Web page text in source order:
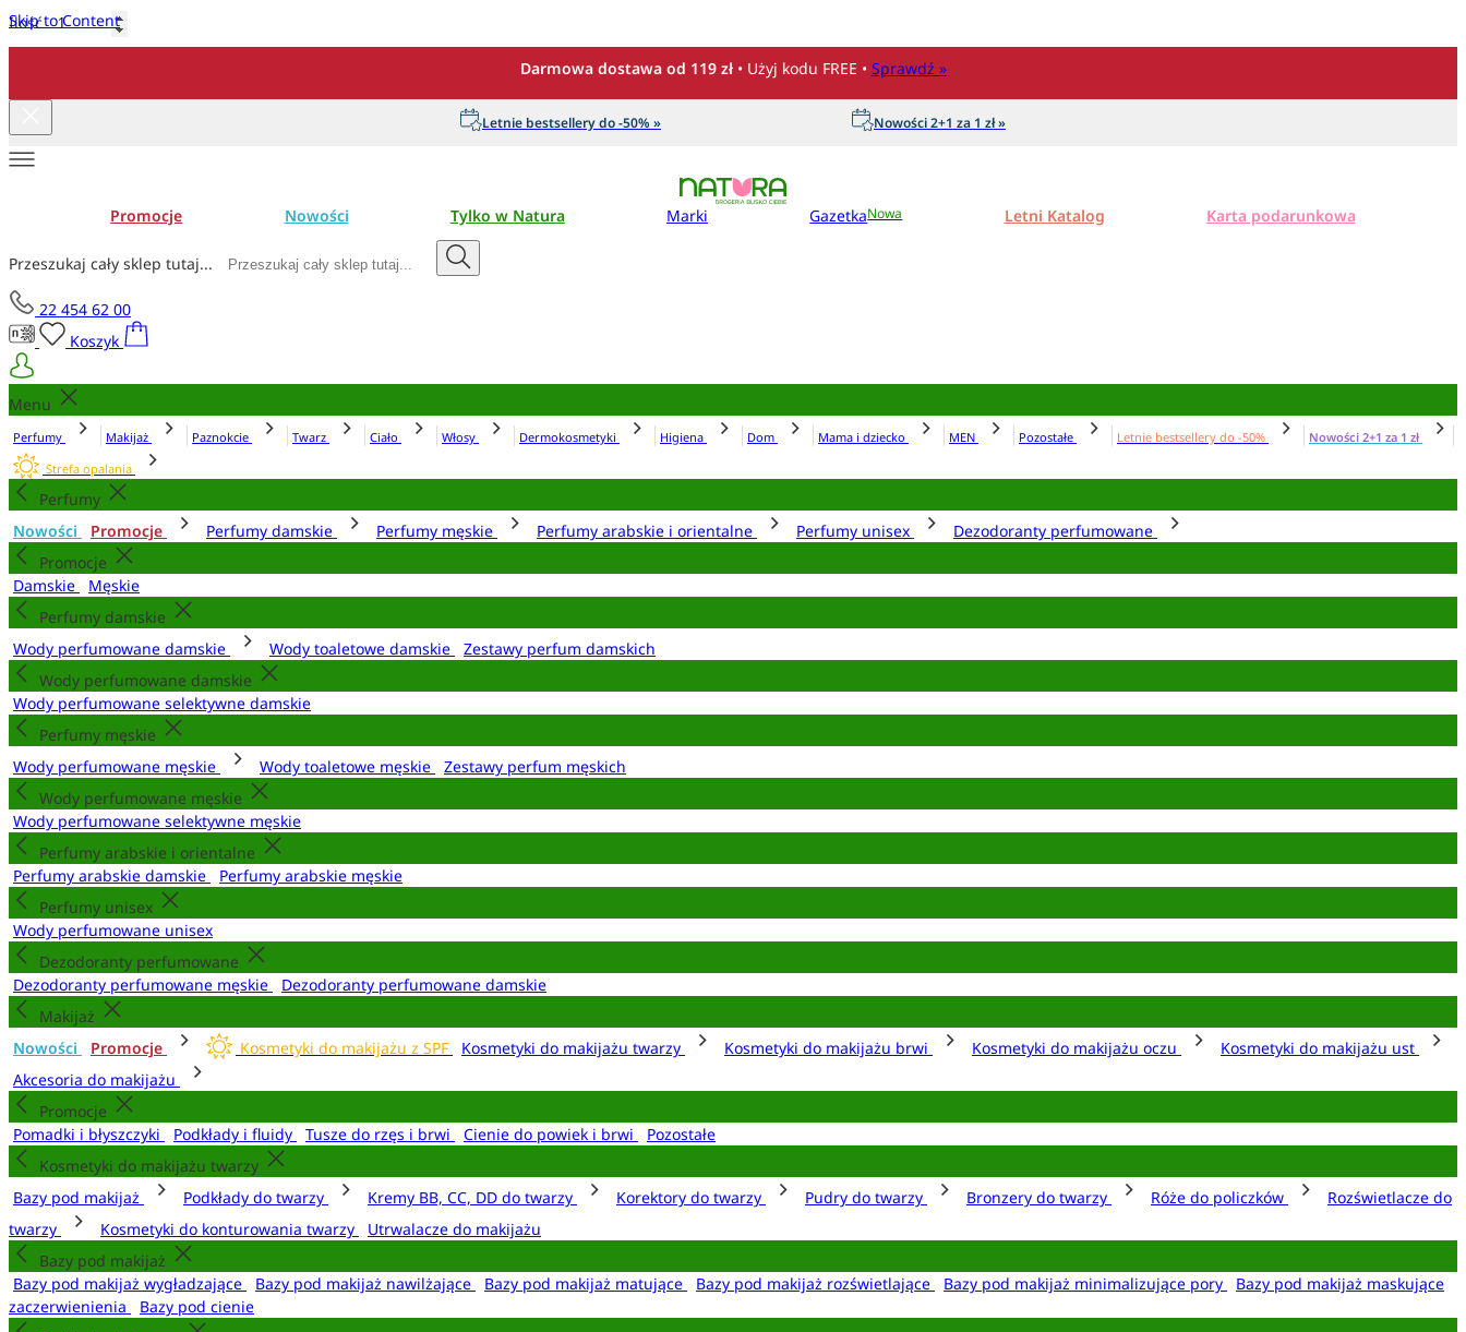
Skip to Content
Darmowa dostawa od 119 zł • Użyj kodu FREE • Sprawdź »
Letnie bestsellery do -50% » Nowości 2+1 za 1 zł »
Promocje Nowości Tylko w Natura Marki GazetkaNowa Letni Katalog Karta podarunkowa
Przeszukaj cały sklep tutaj...
22 454 62 00
Koszyk
Menu
Perfumy Makijaż Paznokcie Twarz Ciało Włosy Dermokosmetyki Higiena Dom Mama i dziecko MEN Pozostałe Letnie bestsellery do -50%
Nowości 2+1 za 1 zł
Strefa opalania
Perfumy
Nowości
Promocje Perfumy damskie Perfumy męskie Perfumy arabskie i orientalne Perfumy unisex
Dezodoranty perfumowane
Promocje
Damskie
Męskie
Perfumy damskie
Wody perfumowane damskie
Wody toaletowe damskie
Zestawy perfum damskich
Wody perfumowane damskie
Wody perfumowane selektywne damskie
Perfumy męskie
Wody perfumowane męskie
Wody toaletowe męskie
Zestawy perfum męskich
Wody perfumowane męskie
Wody perfumowane selektywne męskie
Perfumy arabskie i orientalne
Perfumy arabskie damskie
Perfumy arabskie męskie
Perfumy unisex
Wody perfumowane unisex
Dezodoranty perfumowane
Dezodoranty perfumowane męskie
Dezodoranty perfumowane damskie
Makijaż
Nowości
Promocje Kosmetyki do makijażu z SPF Kosmetyki do makijażu twarzy Kosmetyki do makijażu brwi Kosmetyki do makijażu oczu
Kosmetyki do makijażu ust
Akcesoria do makijażu
Promocje
Pomadki i błyszczyki
Podkłady i fluidy Tusze do rzęs i brwi Cienie do powiek i brwi
Pozostałe
Kosmetyki do makijażu twarzy
Bazy pod makijaż
Podkłady do twarzy Kremy BB, CC, DD do twarzy Korektory do twarzy Pudry do twarzy Bronzery do twarzy Róże do policzków
Rozświetlacze do
twarzy
Kosmetyki do konturowania twarzy
Utrwalacze do makijażu
Bazy pod makijaż
Bazy pod makijaż wygładzające
Bazy pod makijaż nawilżające Bazy pod makijaż matujące Bazy pod makijaż rozświetlające Bazy pod makijaż minimalizujące pory
Bazy pod makijaż maskujące
zaczerwienienia
Bazy pod cienie
Ilość